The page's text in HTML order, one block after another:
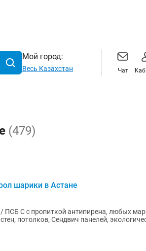
Мой город:
Весь Казахстан Чат
(479)
шарики в Астане
ПСБ С с пропиткой антипирена, любых
потолков, Сендвич панелей,